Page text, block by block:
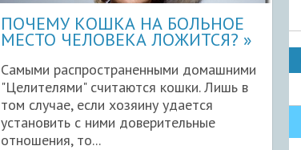
ПОЧЕМУ КОШКА НА БОЛЬНОЕ
МЕСТО ЧЕЛОВЕКА ЛОЖИТСЯ?
Самыми распространенными домашними
"Целителями" считаются кошки. Лишь в
том случае, если хозяину удается
установить с ними доверительные
отношения, то...